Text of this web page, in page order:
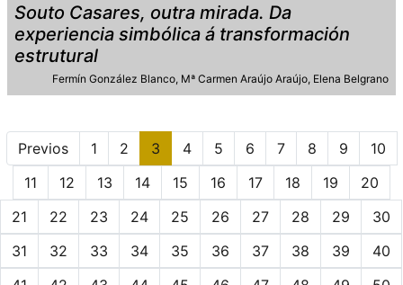
Souto Casares, outra mirada. Da
experiencia simbólica á transformación
estrutural
Fermín González Blanco Mª Carmen Araújo Araújo Elena Belgrano
Previos 1 2 3 4 5 6 7 8 9
10
11
12 13 14 15 16 17 18 19
20
21
22 23 24 25 26 27 28 29
30
31
32 33 34 35 36 37 38 39
40